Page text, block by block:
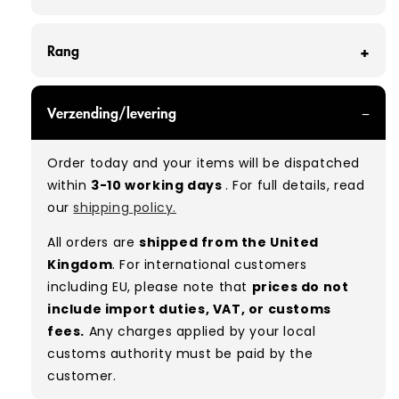
Rang
you can expect a mix of items in great and
good condition. Some will be defect-free, while
others will show signs of wear. There is no set
ratio between Grade A and Grade B items
included in our bales due to the nature of
used/vintage clothing.
Typical mix:A 80% B 20%(approx.)
Verzending/levering
Order today and your items will be dispatched
within 3-10 working days. For full details, read
ourshipping policy.
All orders are shipped from the United
Kingdom. For international customers
including EU, please note that prices do not
include import duties, VAT, or customs
fees. Any charges applied by your local
customs authority must be paid by the
customer.